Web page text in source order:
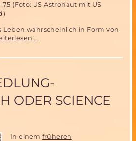
75 (Foto: US Astronaut mit US
Leben wahrscheinlich in Form von
…
auf
Mars?
ODER SCIENCE
In einem früheren